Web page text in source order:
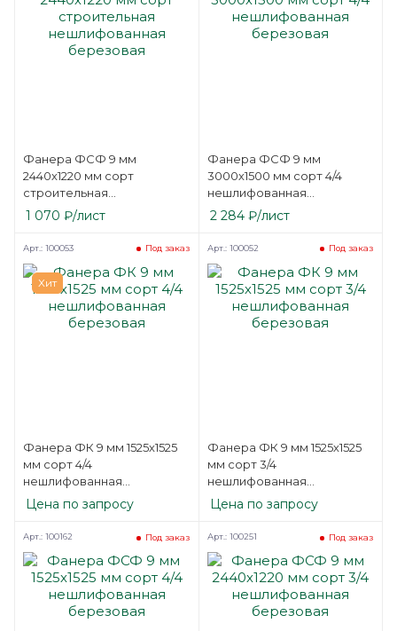
Фанера ФСФ 9 мм
2440х1220 мм сорт
строительная
нешлифованная
березовая
1 070 ₽/лист
Фанера ФСФ 9 мм
3000х1500 мм сорт 4/4
нешлифованная
березовая
2 284₽/лист
Хит
Фанера ФК 9 мм 1525х1525
мм сорт 4/4
нешлифованная
березовая
Под заказ
Арт.: 100053
Цена по запросу
Фанера ФК 9 мм 1525х1525
мм сорт 3/4
нешлифованная
березовая
Под заказ
Арт.: 100052
Цена по запросу
Под заказ
Арт.: 100162 Под заказ
Арт.: 100251